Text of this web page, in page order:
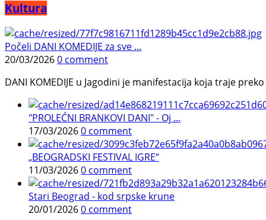
Kultura
Počeli DANI KOMEDIJE za sve ...
20/03/20260 comment
DANI KOMEDIJE u Jagodini je manifestacija koja traje
"PROLEĆNI BRANKOVI DANI" - Oj ...
17/03/20260 comment
„BEOGRADSKI FESTIVAL IGRE“
11/03/20260 comment
Stari Beograd - kod srpske krune
20/01/20260 comment